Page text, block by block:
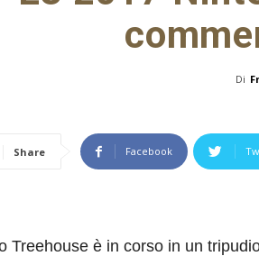
Di
Share Facebook
Treehouse è in corso in un